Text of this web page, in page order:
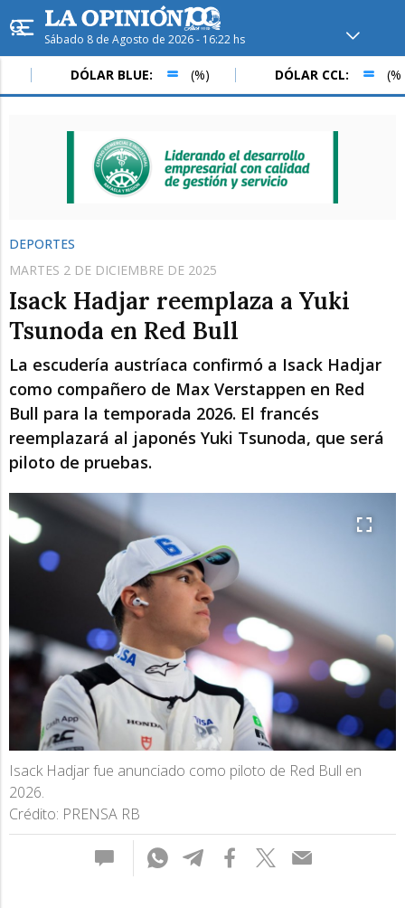
Sábado 8 de Agosto de 2026 - 16:22 hs
Hoy enRafaela ver clima
Mín / Máx
Humedad
Presión
Dom Lun Mar
DÓLAR BLUE: (%) DÓLAR CCL: (%)
DEPORTES
MARTES 2 DE DICIEMBRE DE 2025
Isack Hadjar reemplaza a Yuki
Tsunoda en Red Bull
La escudería austríaca confirmó a Isack Hadjar
como compañero de Max Verstappen en Red
Bull para la temporada 2026. El francés
reemplazará al japonés Yuki Tsunoda, que será
piloto de pruebas.
Isack Hadjar fue anunciado como piloto de Red Bull en
2026.
Crédito: PRENSA RB